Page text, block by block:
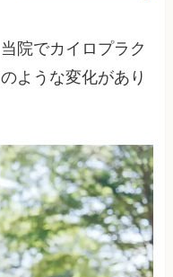
院でカイロプラク
ような変化があり